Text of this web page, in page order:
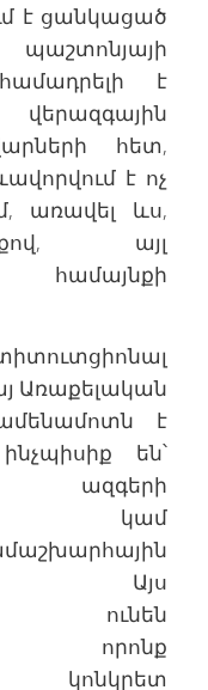
է ցանկացած
է
հետ,
է ոչ
առավել ևս,
այլ
համայնքի
Առաքելական
է
են՝
կամ
Այս
ունեն
որոնք